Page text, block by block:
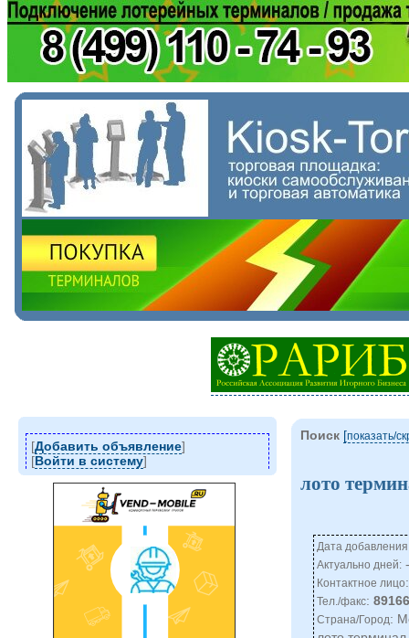
[Добавить объявление]
[Войти в систему]
Поиск [показать/
лото
Дата
Актуально дней:-
Контактное лицо
Тел./факс:
Страна/Город: